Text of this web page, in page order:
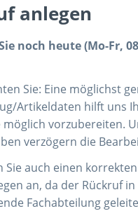
anlegen
noch heute (Mo-Fr,
Sie: Eine möglichst
Artikeldaten hilft uns
möglich vorzubereiten.
verzögern die
Sie auch einen
an, da der Rückruf in
Fachabteilung